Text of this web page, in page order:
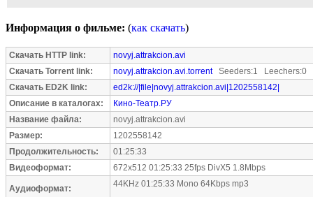
Информация о фильме: (как скачать)
Скачать HTTP link:
novyj.attrakcion.avi
Скачать Torrent link:
novyj.attrakcion.avi.torrentSeeders:1 Leechers:0
Скачать ED2K link:
ed2k://|file|novyj.attrakcion.avi|1202558142|
Описание в каталогах:
Кино-Театр.РУ
Название файла:
novyj.attrakcion.avi
Размер:
1202558142
Продолжительность:
01:25:33
Видеоформат:
672x512 01:25:33 25fps DivX5 1.8Mbps
Аудиоформат: 44KHz 01:25:33 Mono 64Kbps mp3